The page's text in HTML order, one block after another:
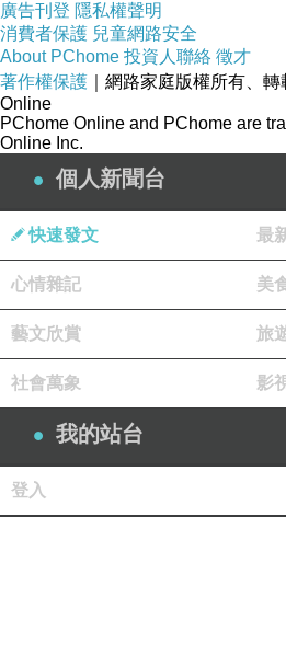
廣告刊登 隱私權聲明
消費者保護 兒童網路安全
About PChome 投資人聯絡 徵才
著作權保護 ｜網路家庭版權所有、轉
Online
PChome Online and PChome are
Online Inc.
個人新聞台
快速發文 最
心情雜記 美
藝文欣賞 旅
社會萬象 影
我的站台
登入